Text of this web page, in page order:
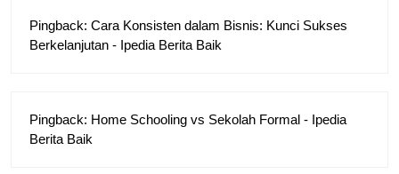
Pingback: Cara Konsisten dalam Bisnis: Kunci Sukses
Berkelanjutan - Ipedia Berita Baik
Pingback: Home Schooling vs Sekolah Formal - Ipedia
Berita Baik